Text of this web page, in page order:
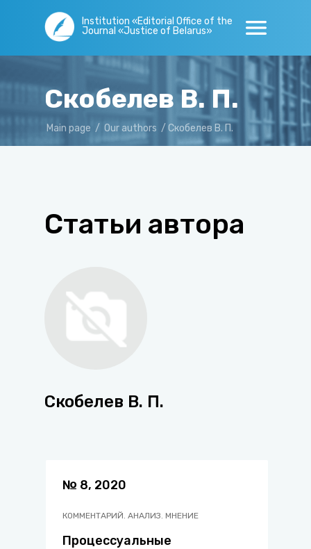
Institution «Editorial Office of the
Journal «Justice of Belarus»
Скобелев В. П.
Main page / Our authors / Скобелев В. П.
Статьи автора
Скобелев В. П.
№ 8, 2020
КОММЕНТАРИЙ. АНАЛИЗ. МНЕНИЕ
Процессуальные